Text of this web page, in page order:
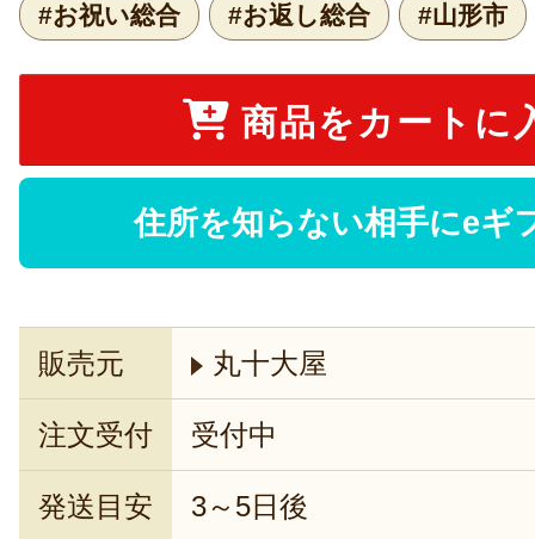
#お祝い総合 #お返し総合 #山形市
商品をカートに
住所を知らない相手にeギ
販売元 丸十大屋
注文受付 受付中
発送目安 3～5日後